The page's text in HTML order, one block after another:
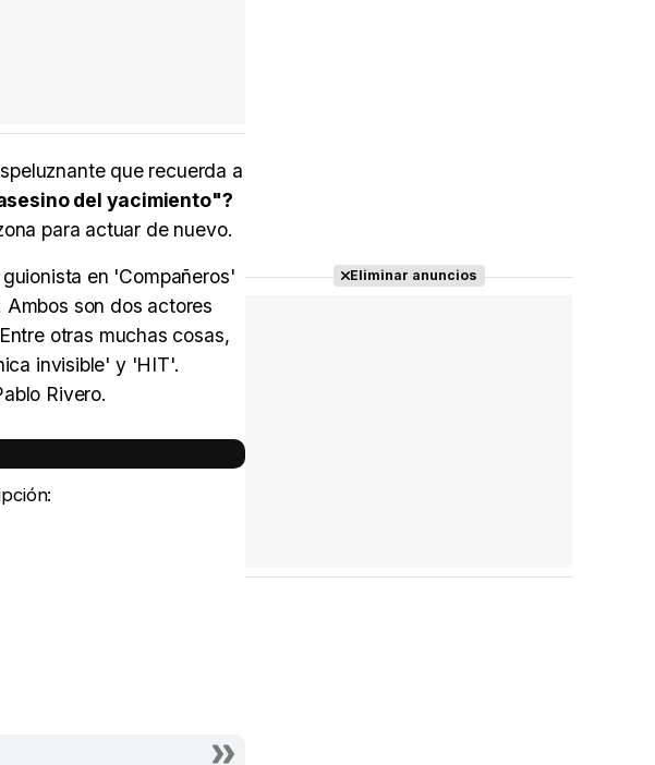
que recuerda a
del yacimiento"?
para actuar de nuevo.
en 'Compañeros'
Ambos son dos actores
otras muchas cosas,
invisible' y 'HIT'.
Rivero.
Eliminar anuncios